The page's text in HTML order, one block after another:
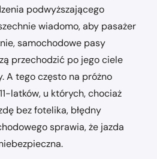
podwyższającego
wiadomo, aby pasażer
samochodowe pasy
przechodzić po jego ciele
A tego często na próżno
latków, u których, chociaż
bez fotelika, błędny
sprawia, że jazda